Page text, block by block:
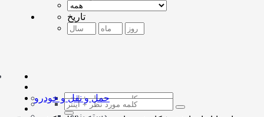
تاریخ
حمل و نقل و خودرو